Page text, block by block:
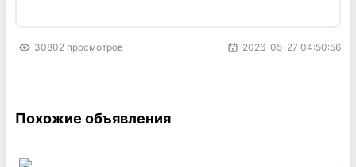
30802 просмотров 2026-05-27 04:50:56
Похожие объявления